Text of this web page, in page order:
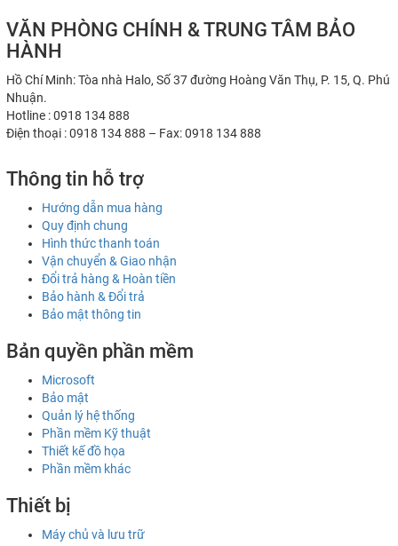
VĂN PHÒNG CHÍNH & TRUNG TÂM BẢO
HÀNH
Hồ Chí Minh: Tòa nhà Halo, Số 37 đường Hoàng Văn Thụ, P. 15, Q. Phú
Nhuận.
Hotline : 0918 134 888
Điện thoại : 0918 134 888 – Fax: 0918 134 888
Thông tin hỗ trợ
Hướng dẫn mua hàng
Quy định chung
Hình thức thanh toán
Vận chuyển & Giao nhận
Đổi trả hàng & Hoàn tiền
Bảo hành & Đổi trả
Bảo mật thông tin
Bản quyền phần mềm
Microsoft
Bảo mật
Quản lý hệ thống
Phần mềm Kỹ thuật
Thiết kế đồ họa
Phần mềm khác
Thiết bị
Máy chủ và lưu trữ